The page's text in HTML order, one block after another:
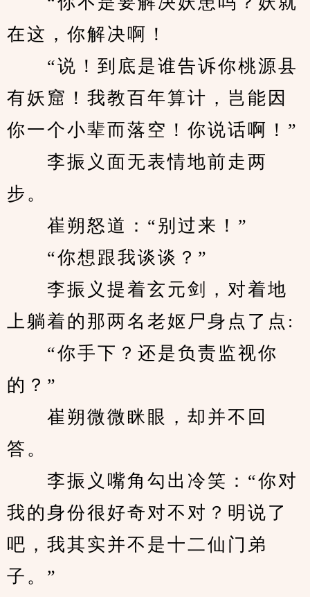
在这，你解决啊！
“说！到底是谁告诉你桃源县
有妖窟！我教百年算计，岂能因
你一个小辈而落空！你说话啊！”
李振义面无表情地前走两
步。
崔朔怒道：“别过来！”
“你想跟我谈谈？”
李振义提着玄元剑，对着地
上躺着的那两名老妪尸身点了点:
“你手下？还是负责监视你
的？”
崔朔微微眯眼，却并不回
答。
李振义嘴角勾出冷笑：“你对
我的身份很好奇对不对？明说了
吧，我其实并不是十二仙门弟
子。”